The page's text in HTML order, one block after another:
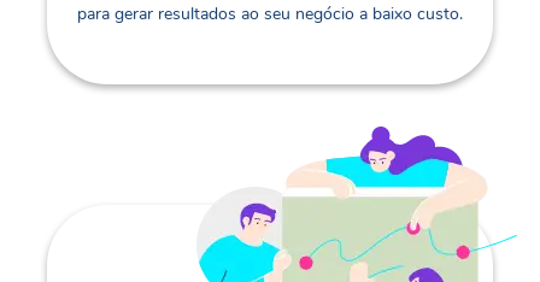
para gerar resultados ao seu negócio a baixo custo.